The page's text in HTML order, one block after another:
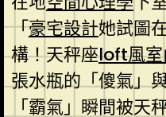
「豪宅設計她試圖
構！天秤座loft風室
張水瓶的「傻氣」
「霸氣」瞬間被天